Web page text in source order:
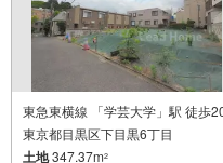
東急東横線 「学芸大学」駅 徒歩
東京都目黒区下目黒6丁目
土地347.37m2